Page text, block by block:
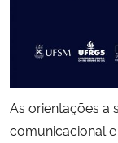
As orientações a
comunicacional